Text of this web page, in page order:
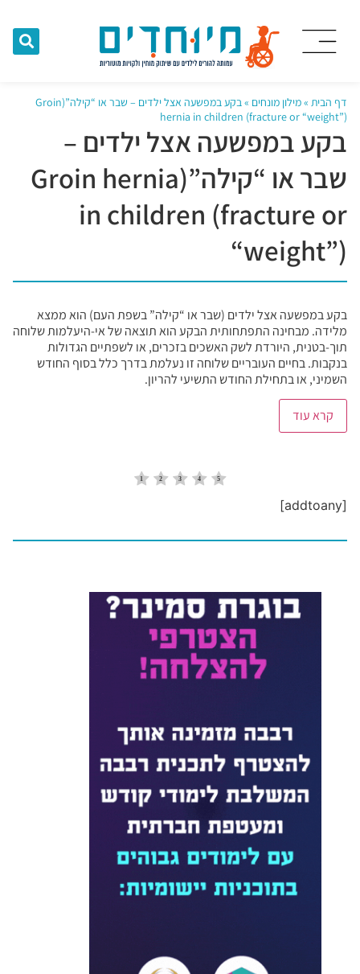
דף הבית »מילון מונחים »
בקע במפשעה אצל ילדים – שבר או “קילה”(Groin
hernia in children (fracture or “weight”)
בקע במפשעה אצל ילדים –
שבר או “קילה”(Groin hernia
in children (fracture or
“weight”)
בקע במפשעה אצל ילדים (שבר או “קילה” בשפת העם) הוא ממצא
מלידה. מבחינה התפתחותית הבקע הוא תוצאה של אי-היעלמות שלוחה
תוך-בטנית, היורדת לשק האשכים בזכרים, או לשפתיים הגדולות
בנקבות. בחיים העובריים שלוחה זו נעלמת בדרך כלל בסוף החודש
השמיני, או בתחילת החודש התשיעי להריון.
קרא עוד
[addtoany]